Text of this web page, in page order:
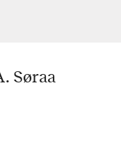
Søraa